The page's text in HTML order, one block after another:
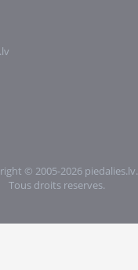
© 2005-2026 piedalies.lv.
Tous droits reserves.